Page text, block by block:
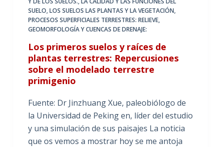
SUELO,LOS SUELOS LAS PLANTAS Y LA VEGETACIÓN,
PROCESOS SUPERFICIALES TERRESTRES: RELIEVE,
GEOMORFOLOGÍA Y CUENCAS DE DRENAJE:
Los primeros suelos y raíces de
plantas terrestres: Repercusiones
sobre el modelado terrestre
primigenio
Fuente: Dr Jinzhuang Xue, paleobiólogo de
la Universidad de Peking en, líder del estudio
y una simulación de sus paisajes La noticia
que os vemos a mostrar hoy se me antoja